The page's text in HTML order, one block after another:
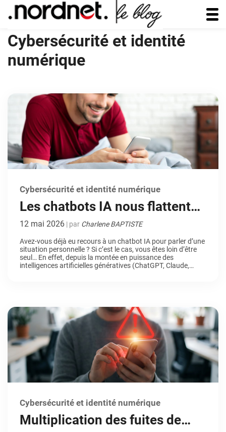
Cybersécurité et identité
numérique
Cybersécurité et identité numérique
Les chatbots IA nous flattent
trop ? Décryptage d’une étude
qui sonne l’alarme
12 mai 2026 | par Charlene BAPTISTE
Avez-vous déjà eu recours à un chatbot IA pour parler d’une
situation personnelle ? Si c’est le cas, vous êtes loin d’être
seul… En effet, depuis la montée en puissance des
intelligences artificielles génératives (ChatGPT, Claude,
Cybersécurité et identité numérique
Multiplication des fuites de